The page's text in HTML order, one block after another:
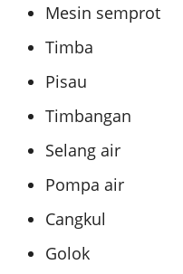
Mesin semprot
Timba
Pisau
Timbangan
Selang air
Pompa air
Cangkul
Golok